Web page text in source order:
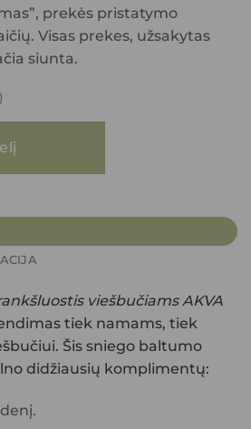
prekės pristatymo
Visas prekes, užsakytas
siunta.
viešbučiams AKVA
tiek namams, tiek
Šis sniego baltumo
didžiausių komplimentų: